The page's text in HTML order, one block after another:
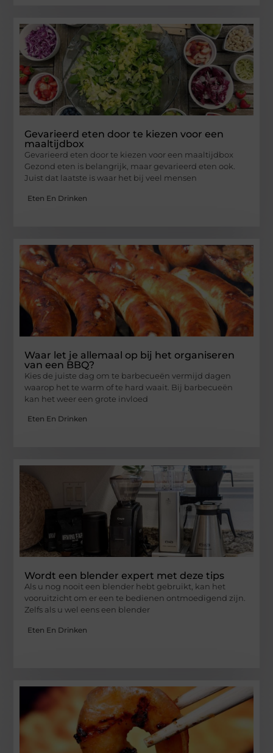
Gevarieerd eten door te kiezen voor een
maaltijdbox
Gevarieerd eten door te kiezen voor een maaltijdbox
Gezond eten is belangrijk, maar gevarieerd eten ook.
Juist dat laatste is waar het bij veel mensen
Eten En Drinken
Waar let je allemaal op bij het organiseren
van een BBQ?
Kies de juiste dag om te barbecueën vermijd dagen
waarop het te warm of te hard waait. Bij barbecueën
kan het weer een grote invloed
Eten En Drinken
Wordt een blender expert met deze tips
Als u nog nooit een blender hebt gebruikt, kan het
vooruitzicht om er een te bedienen ontmoedigend zijn.
Zelfs als u wel eens een blender
Eten En Drinken